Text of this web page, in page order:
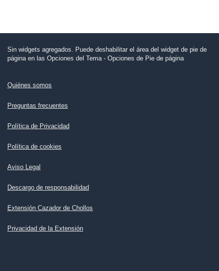
Sin widgets agregados. Puede deshabilitar el área del widget de pie de
página en las Opciones del Tema - Opciones de Pie de página
Quiénes somos
Preguntas frecuentes
Política de Privacidad
Política de cookies
Aviso Legal
Descargo de responsabilidad
Extensión Cazador de Chollos
Privacidad de la Extensión